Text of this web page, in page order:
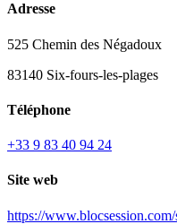
Adresse
525 Chemin des Négadoux
83140 Six-fours-les-plages
Téléphone
+33 9 83 40 94 24
Site web
https://